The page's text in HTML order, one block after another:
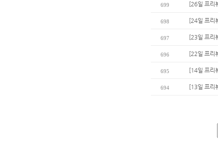
699 [26일 프리
698 [24일 프리
697 [23일 프리
696 [22일 프리
695 [14일 프리
694 [13일 프리